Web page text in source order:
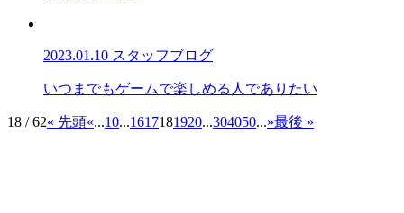
2023.01.10 スタッフブログ
いつまでもゲームで楽しめる人でありたい
18 / 62« 先頭«...10...1617181920...304050...»最後 »